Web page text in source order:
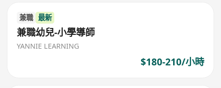
兼職 最新
兼職幼兒-小學導師
YANNIE LEARNING
$180-210/小時